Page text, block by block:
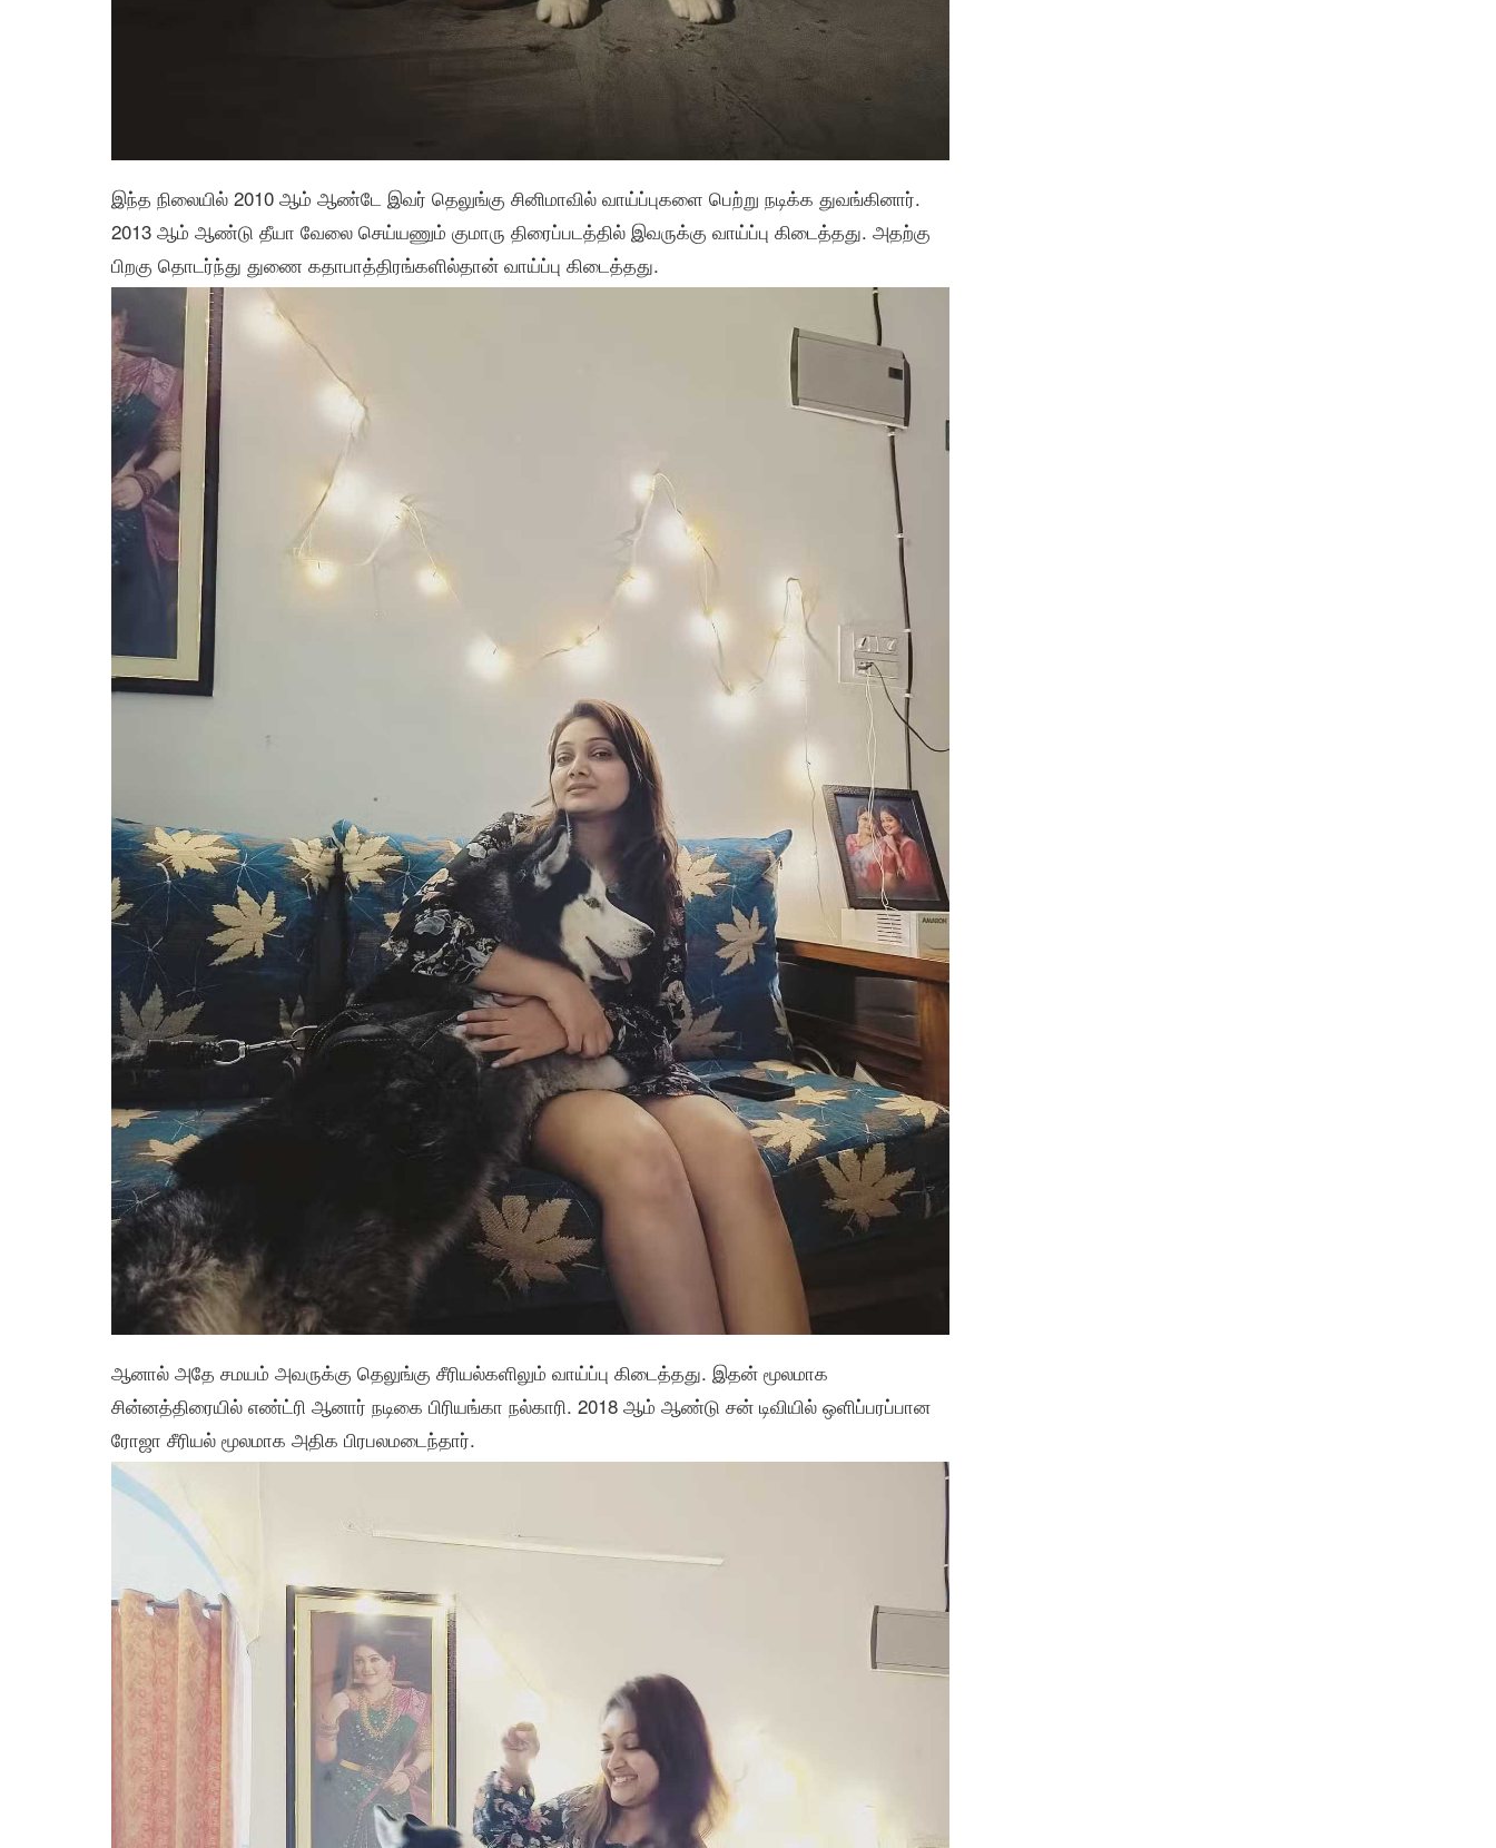
இந்த நிலையில் 2010 ஆம் ஆண்டே இவர் தெலுங்கு சினிமாவில் வாய்ப்புகளை பெற்று நடிக்க துவங்கினார்.
2013 ஆம் ஆண்டு தீயா வேலை செய்யணும் குமாரு திரைப்படத்தில் இவருக்கு வாய்ப்பு கிடைத்தது. அதற்கு
பிறகு தொடர்ந்து துணை கதாபாத்திரங்களில்தான் வாய்ப்பு கிடைத்தது.
ஆனால் அதே சமயம் அவருக்கு தெலுங்கு சீரியல்களிலும் வாய்ப்பு கிடைத்தது. இதன் மூலமாக
சின்னத்திரையில் எண்ட்ரி ஆனார் நடிகை பிரியங்கா நல்காரி. 2018 ஆம் ஆண்டு சன் டிவியில் ஒளிப்பரப்பான
ரோஜா சீரியல் மூலமாக அதிக பிரபலமடைந்தார்.